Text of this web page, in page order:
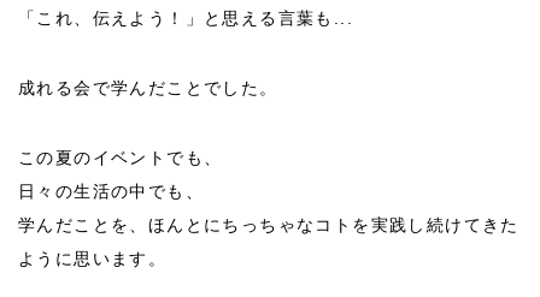
「これ、伝えよう！」と思える言葉も...
成れる会で学んだことでした。
この夏のイベントでも、
日々の生活の中でも、
学んだことを、ほんとにちっちゃなコトを実践し続けてきた
ように思います。